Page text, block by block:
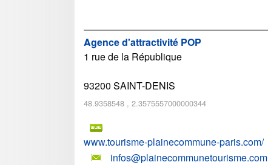
Agence d'attractivité POP
1 rue de la République
93200 SAINT-DENIS
48.9358548 , 2.3575557000000344
www.tourisme-plainecommune-paris.com/
infos@plainecommunetourisme.com